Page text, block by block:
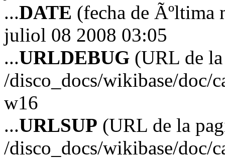
...DATE (fecha de
juliol 08 2008 03:05
...URLDEBUG (URL de
/disco_docs/wikibase/doc/
w16
...URLSUP (URL de la
/disco_docs/wikibase/doc/